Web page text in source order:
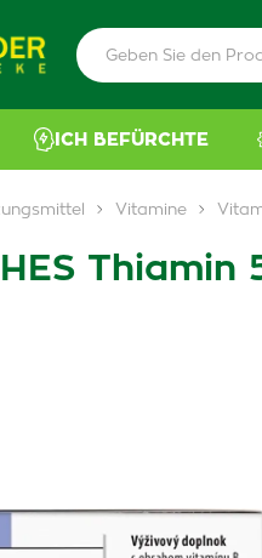
ICH BEFÜRCHTE
Vitamine
Thiamin